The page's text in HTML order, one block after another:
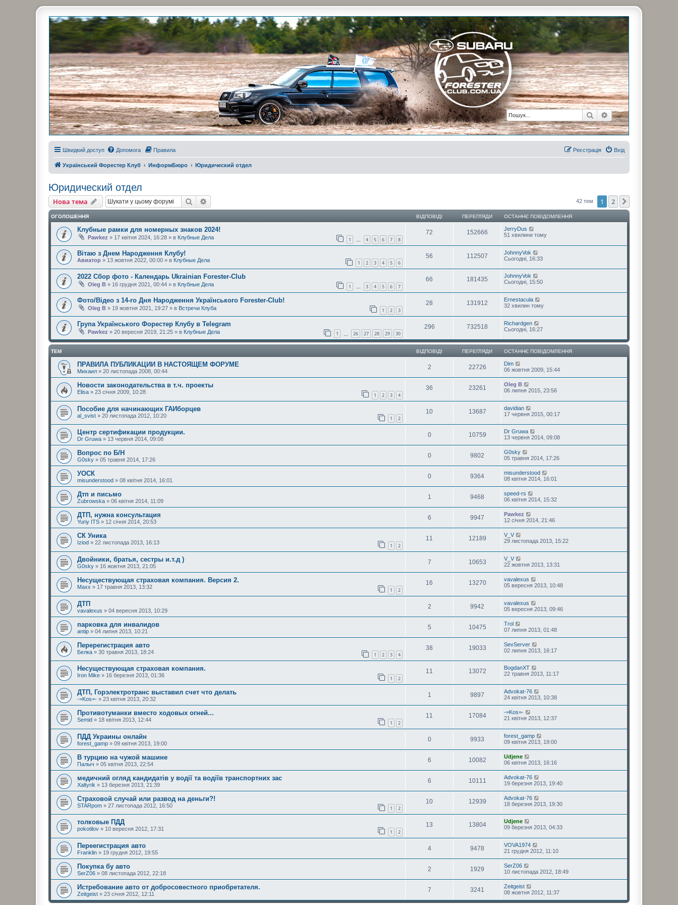
ПошукРозширений пошук
Украинский Форестер Клуб
Всеукраинский клуб владельцев Subaru Forester. Клубные покатушки на природе и еженедельные встречи, скидки от партнеров и просто много общения с друзьями. Присоединяйтесь. Think. Feel. Drive.
Швидкий доступ Допомога Правила Вхід
Реєстрація
Український Форестер Клуб ИнформБюро Юридический отдел
Юридический отдел
Нова тема Пошук 42 тем 1 2
ОГОЛОШЕННЯ ВІДПОВІДІ ПЕРЕГЛЯДИ ОСТАННЄ ПОВІДОМЛЕННЯ
Клубные рамки для номерных знаков 2024!
Pawkez » 17 квітня 2024, 16:28 » в Клубные Дела 1 … 4 5 6 7 8
72 152666
JerryDus
51 хвилини тому
Вітаю з Днем Народження Клубу!
Авиатор » 13 жовтня 2022, 00:00 » в Клубные Дела 1 2 3 4 5 6
56 112507
JohnnyVok
Сьогодні, 16:33
2022 Сбор фото - Календарь Ukrainian Forester-Club
Oleg B » 16 грудня 2021, 00:44 » в Клубные Дела 1 … 3 4 5 6 7
66 181435
JohnnyVok
Сьогодні, 15:50
Фото/Відео з 14-го Дня Народження Українського Forester-Club!
Oleg B » 19 жовтня 2021, 19:27 » в Встречи Клуба 1 2 3
28 131912
Ernestacula
32 хвилин тому
Група Українського Форестер Клубу в Telegram
Pawkez » 20 вересня 2019, 21:25 » в Клубные Дела 1 26 27 28 29 30
296 732518
Richardgen
Сьогодні, 16:27
ТЕМ ВІДПОВІДІ ПЕРЕГЛЯДИ ОСТАННЄ ПОВІДОМЛЕННЯ
ПРАВИЛА ПУБЛИКАЦИИ В НАСТОЯЩЕМ ФОРУМЕ
Михаил » 20 листопада 2008, 00:44
2 22726
Dim
06 жовтня 2009, 15:44
Новости законодательства в т.ч. проекты
Elisa » 23 січня 2009, 10:28 1 2 3 4
36 23261
Oleg B
06 липня 2015, 23:56
Пособие для начинающих ГАИборцев
al_svist » 20 листопада 2012, 10:20 1 2
10 13687
davidian
17 червня 2015, 00:17
Центр сертификации продукции.
Dr Gruwa » 13 червня 2014, 09:08
0 10759
Dr Gruwa
13 червня 2014, 09:08
Вопрос по Б/Н
G0sky » 05 травня 2014, 17:26
0 9802
G0sky
05 травня 2014, 17:26
УОСК
misunderstood » 08 квітня 2014, 16:01
0 9364
misunderstood
08 квітня 2014, 16:01
Дтп и письмо
Zubrowska » 06 квітня 2014, 11:09
1 9468
speed-rs
06 квітня 2014, 15:32
ДТП, нужна консультация
Yuriy ITS » 12 січня 2014, 20:53
6 9947
Pawkez
12 січня 2014, 21:46
СК Уника
Iziod » 22 листопада 2013, 16:13 1 2
11 12189
V_V
29 листопада 2013, 15:22
Двойники, братья, сестры и.т.д )
G0sky » 16 жовтня 2013, 21:05
7 10653
V_V
22 жовтня 2013, 13:31
Несуществующая страховая компания. Версия 2.
Maxx » 17 травня 2013, 13:32 1 2
16 13270
vavalexus
05 вересня 2013, 10:48
ДТП
vavalexus » 04 вересня 2013, 10:29
2 9942
vavalexus
05 вересня 2013, 09:46
парковка для инвалидов
antip » 04 липня 2013, 10:21
5 10475
Trol
07 липня 2013, 01:48
Перерегистрация авто
Белка » 30 травня 2013, 18:24 1 2 3 4
38 19033
SevServer
02 липня 2013, 16:17
Несуществующая страховая компания.
Iron Mike » 16 березня 2013, 01:36 1 2
11 13072
BogdanXT
22 травня 2013, 11:17
ДТП, Горэлектротранс выставил счет что делать
-=Kos=- » 23 квітня 2013, 20:32
1 9897
Advokat-76
24 квітня 2013, 10:38
Противотуманки вместо ходовых огней...
Semid » 18 квітня 2013, 12:44 1 2
11 17084
-=Kos=-
21 квітня 2013, 12:37
ПДД Украины онлайн
forest_gamp » 09 квітня 2013, 19:00
0 9933
forest_gamp
09 квітня 2013, 19:00
В турцию на чужой машине
Палыч » 05 квітня 2013, 22:54
6 10082
Udjene
06 квітня 2013, 16:16
медичний огляд кандидатів у водії та водіїв транспортних зас
Xaltyrik » 13 березня 2013, 21:39
6 10111
Advokat-76
19 березня 2013, 19:40
Страховой случай или развод на деньги?!
STARpom » 27 листопада 2012, 16:50 1 2
10 12939
Advokat-76
18 березня 2013, 19:30
толковые ПДД
pokotilov » 10 вересня 2012, 17:31 1 2
13 13804
Udjene
09 березня 2013, 04:33
Переегистрация авто
Franklin » 19 грудня 2012, 19:55
4 9478
VOVA1974
21 грудня 2012, 11:10
Покупка бу авто
SerZ06 » 08 листопада 2012, 22:18
2 1929
SerZ06
10 листопада 2012, 18:49
Истребование авто от добросовестного приобретателя.
Zeitgeist » 23 січня 2012, 12:11
7 3241
Zeitgeist
08 жовтня 2012, 11:37